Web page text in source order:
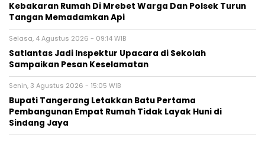
Kebakaran Rumah Di Mrebet Warga Dan Polsek Turun
Tangan Memadamkan Api
Selasa, 4 Agustus 2026 - 09:14 WIB
Satlantas Jadi Inspektur Upacara di Sekolah
Sampaikan Pesan Keselamatan
Senin, 3 Agustus 2026 - 15:05 WIB
Bupati Tangerang Letakkan Batu Pertama
Pembangunan Empat Rumah Tidak Layak Huni di
Sindang Jaya